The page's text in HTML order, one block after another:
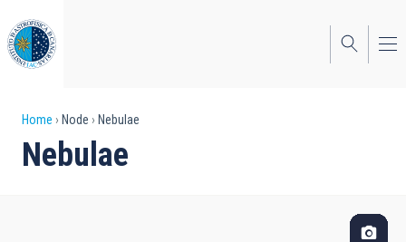
to
main
content
Breadcrumb
Home Node Nebulae
Nebulae